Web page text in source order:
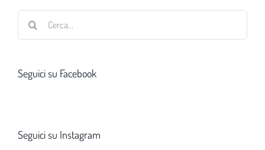
Seguici su Facebook
Seguici su Instagram